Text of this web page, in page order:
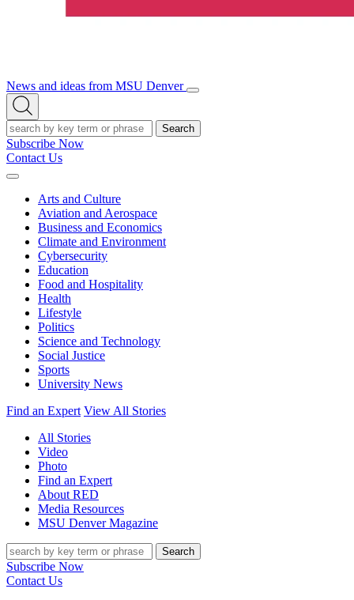
News and ideas from MSU Denver
Open/Close
Open
Search
Search
Subscribe Now
Contact Us
Expand
Arts and Culture
Aviation and Aerospace
Business and Economics
Climate and Environment
Cybersecurity
Education
Food and Hospitality
Health
Lifestyle
Politics
Science and Technology
Social Justice
Sports
University News
Find an Expert View All Stories
All Stories
Video
Photo
Find an Expert
About RED
Media Resources
MSU Denver Magazine
Search
Subscribe Now
Contact Us